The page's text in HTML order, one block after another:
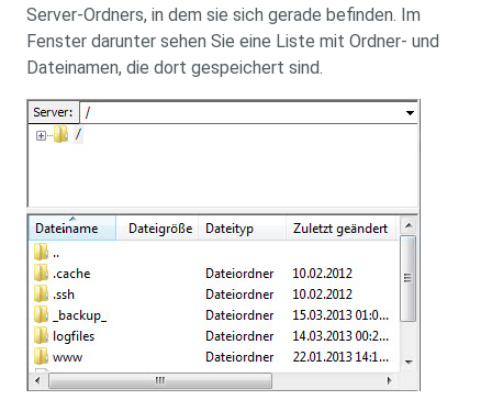
Server-Ordners, in dem sie sich gerade befinden. Im
Fenster darunter sehen Sie eine Liste mit Ordner- und
Dateinamen, die dort gespeichert sind.